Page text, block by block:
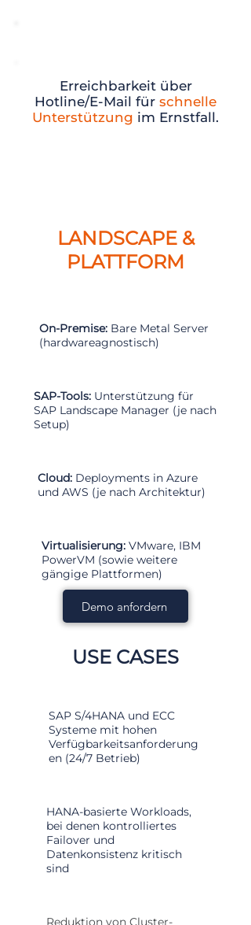
Erreichbarkeit über
Hotline/E-Mail für schnelle
Unterstützung im Ernstfall.
LANDSCAPE &
PLATTFORM
On-Premise: Bare Metal Server
(hardwareagnostisch)
SAP-Tools: Unterstützung für
SAP Landscape Manager (je nach
Setup)
Cloud: Deployments in Azure
und AWS (je nach Architektur)
Virtualisierung: VMware, IBM
PowerVM (sowie weitere
gängige Plattformen)
Demo anfordern
USE CASES
SAP S/4HANA und ECC
Systeme mit hohen
Verfügbarkeitsanforderung
en (24/7 Betrieb)
HANA-basierte Workloads,
bei denen kontrolliertes
Failover und
Datenkonsistenz kritisch
sind
Reduktion von Cluster-